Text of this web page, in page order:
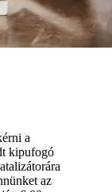
a
kipufogó
az